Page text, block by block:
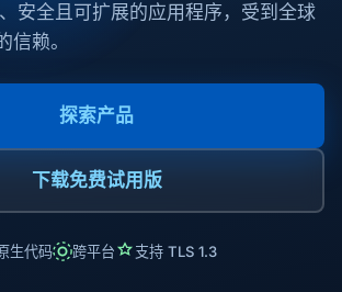
安全且可扩展的应用程序，受到全球
赖。
探索产品
下载免费试用版
生代码 跨平台 支持 TLS 1.3